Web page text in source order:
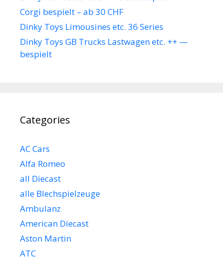
Corgi bespielt – ab 30 CHF
Dinky Toys Limousines etc. 36 Series
Dinky Toys GB Trucks Lastwagen etc. ++ —
bespielt
Categories
AC Cars
Alfa Romeo
all Diecast
alle Blechspielzeuge
Ambulanz
American Diecast
Aston Martin
ATC